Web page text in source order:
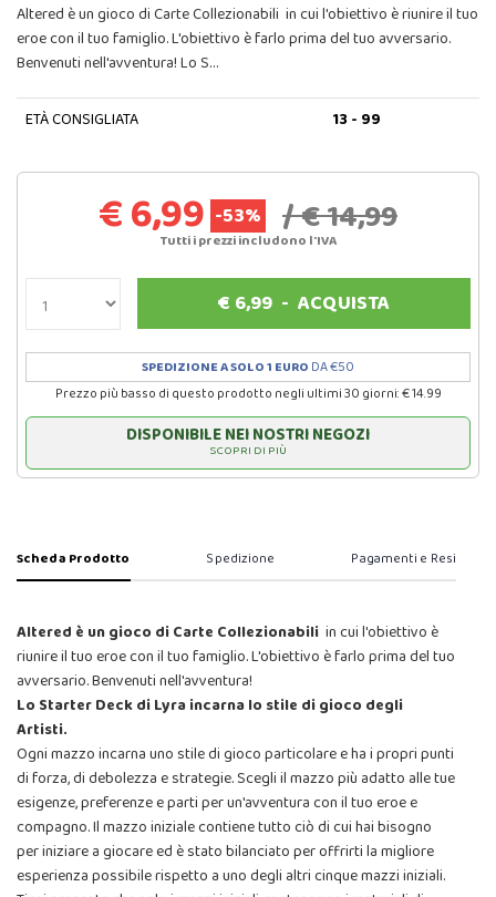
Altered è un gioco di Carte Collezionabili in cui l'obiettivo è riunire il tuo
eroe con il tuo famiglio. L'obiettivo è farlo prima del tuo avversario.
Benvenuti nell'avventura! Lo S…
ETÀ CONSIGLIATA 13 - 99
€ 6,99 -53% / € 14,99
Tutti i prezzi includono l'IVA
€ 6,99 -ACQUISTA
SPEDIZIONE A SOLO 1 EURO DA €50
Prezzo più basso di questo prodotto negli ultimi 30 giorni: € 14.99
DISPONIBILE NEI NOSTRI NEGOZI
SCOPRI DI PIÙ
Scheda Prodotto Spedizione Pagamenti e Resi
Altered è un gioco di Carte Collezionabili in cui l'obiettivo è
riunire il tuo eroe con il tuo famiglio. L'obiettivo è farlo prima del tuo
avversario. Benvenuti nell'avventura!
Lo Starter Deck di Lyra incarna lo stile di gioco degli
Artisti.
Ogni mazzo incarna uno stile di gioco particolare e ha i propri punti
di forza, di debolezza e strategie. Scegli il mazzo più adatto alle tue
esigenze, preferenze e parti per un'avventura con il tuo eroe e
compagno. Il mazzo iniziale contiene tutto ciò di cui hai bisogno
per iniziare a giocare ed è stato bilanciato per offrirti la migliore
esperienza possibile rispetto a uno degli altri cinque mazzi iniziali.